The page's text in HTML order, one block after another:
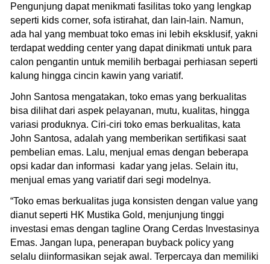
Pengunjung dapat menikmati fasilitas toko yang lengkap
seperti kids corner, sofa istirahat, dan lain-lain. Namun,
ada hal yang membuat toko emas ini lebih eksklusif, yakni
terdapat wedding center yang dapat dinikmati untuk para
calon pengantin untuk memilih berbagai perhiasan seperti
kalung hingga cincin kawin yang variatif.
John Santosa mengatakan, toko emas yang berkualitas
bisa dilihat dari aspek pelayanan, mutu, kualitas, hingga
variasi produknya. Ciri-ciri toko emas berkualitas, kata
John Santosa, adalah yang memberikan sertifikasi saat
pembelian emas. Lalu, menjual emas dengan beberapa
opsi kadar dan informasi kadar yang jelas. Selain itu,
menjual emas yang variatif dari segi modelnya.
“Toko emas berkualitas juga konsisten dengan value yang
dianut seperti HK Mustika Gold, menjunjung tinggi
investasi emas dengan tagline Orang Cerdas Investasinya
Emas. Jangan lupa, penerapan buyback policy yang
selalu diinformasikan sejak awal. Terpercaya dan memiliki